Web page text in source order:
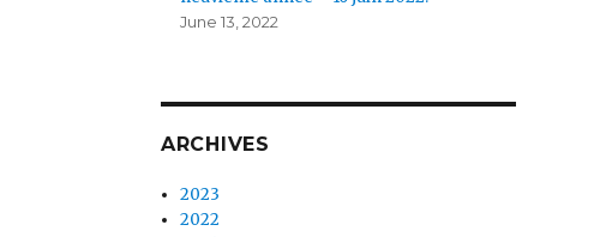
June 13, 2022
ARCHIVES
2023
2022